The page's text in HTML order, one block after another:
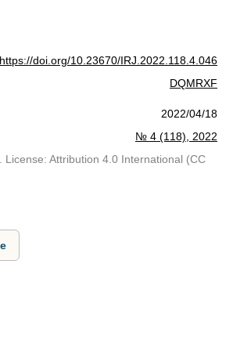
https://doi.org/10.23670/IRJ.2022.118.4.046
DQMRXF
2022/04/18
№ 4 (118), 2022
License: Attribution 4.0 International (CC